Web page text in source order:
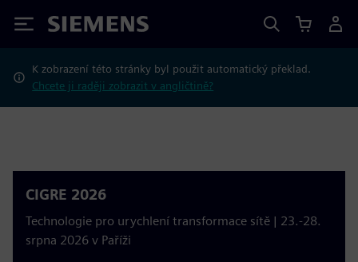
Siemens
K zobrazení této stránky byl použit automatický překlad.
Chcete ji raději zobrazit v angličtině?
CIGRE 2026
Technologie pro urychlení transformace sítě | 23.-28.
srpna 2026 v Paříži